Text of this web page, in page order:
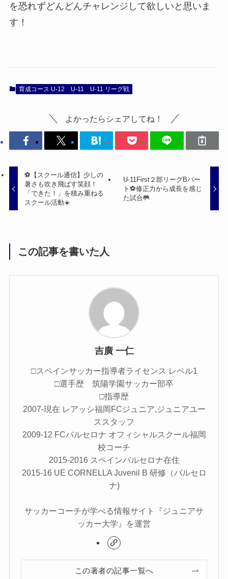
を恐れずどんどんチャレンジして欲しいと思いま
す！
育成コース U-12 U-11 U-11 リーグ戦
よかったらシェアしてね！
⚽️【スクール通信】少しの
暑さも吹き飛ばす笑顔！
「できた！」を積み重ねる
スクール活動☀️
U-11First２部リーグBパー
ト⚽️修正力から成長を感じ
た試合🥅
この記事を書いた人
吉廣 一仁
□スペインサッカー指導者ライセンス レベル1
□選手歴 筑陽学園サッカー部卒
□指導歴
2007-現在 レアッシ福岡FCジュニア,ジュニアユー
ススタッフ
2009-12 FCバルセロナ オフィシャルスクール福岡
校コーチ
2015-2016 スペインバルセロナ在住
2015-16 UE CORNELLA Juvenil B 研修（バルセロ
ナ)
サッカーコーチが学べる情報サイト『ジュニアサ
ッカー大学』を運営
この著者の記事一覧へ